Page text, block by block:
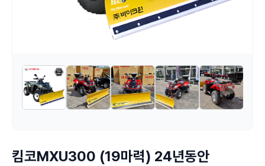
킴코MXU300 (19마력) 24년동안